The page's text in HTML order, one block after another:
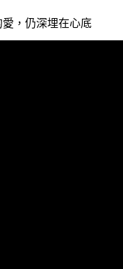
，仍深埋在心底